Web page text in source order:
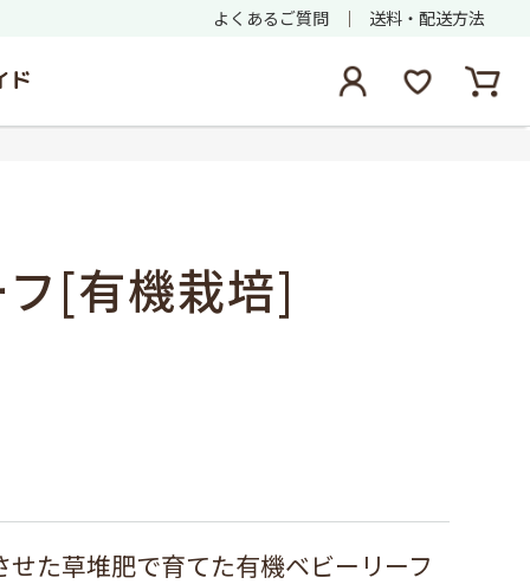
よくあるご質問 送料・配送方法
ド
[有機栽培]
た草堆肥で育てた有機ベビーリーフ